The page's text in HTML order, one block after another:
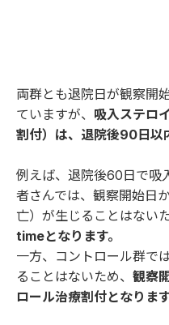
両群とも退院日が観察開
ていますが、 吸入ステロ
割付）は、退院後90日以
例えば、退院後60日で吸
者さんでは、観察開始日
亡）が生じることはないた
timeとなります。
一方、コントロール群で
ることはないため、 観察
ロール治療割付となります